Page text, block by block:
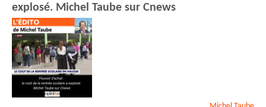
explosé. Michel Taube sur Cnews